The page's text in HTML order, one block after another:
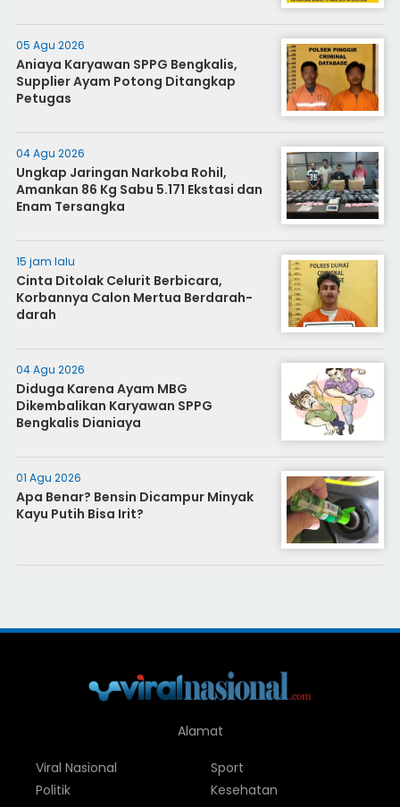
05 Agu 2026
Aniaya Karyawan SPPG Bengkalis,
Supplier Ayam Potong Ditangkap
Petugas
04 Agu 2026
Ungkap Jaringan Narkoba Rohil,
Amankan 86 Kg Sabu 5.171 Ekstasi dan
Enam Tersangka
15 jam lalu
Cinta Ditolak Celurit Berbicara,
Korbannya Calon Mertua Berdarah-
darah
04 Agu 2026
Diduga Karena Ayam MBG
Dikembalikan Karyawan SPPG
Bengkalis Dianiaya
01 Agu 2026
Apa Benar? Bensin Dicampur Minyak
Kayu Putih Bisa Irit?
Alamat
Viral Nasional
Politik
Sport
Kesehatan